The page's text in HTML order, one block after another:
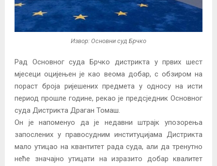
Извор: Основни суд Брчко
Рад Основног суда Брчко дистрикта у првих шест
мјесеци оцијењен је као веома добар, с обзиром на
пораст броја ријешених предмета у односу на исти
период прошле године, рекао је предсједник Основног
суда Дистрикта Драган Томаш.
Он је напоменуо да је недавни штрајк упозорења
запослених у правосудним институцијама Дистрикта
мало утицао на квантитет рада суда, али да тренутно
неће значајно утицати на изразито добар квалитет